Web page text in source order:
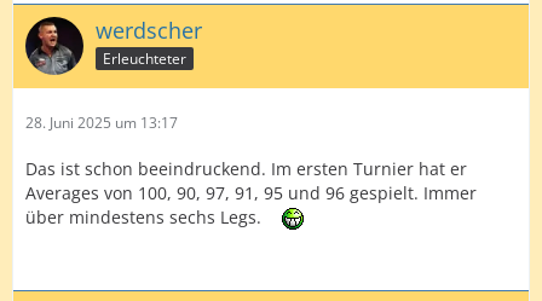
werdscher
Erleuchteter
28. Juni 2025 um 13:17
Das ist schon beeindruckend. Im ersten Turnier hat er
Averages von 100, 90, 97, 91, 95 und 96 gespielt. Immer
über mindestens sechs Legs.